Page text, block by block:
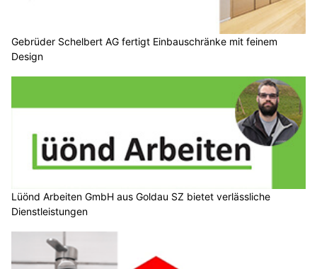
Gebrüder Schelbert AG fertigt Einbauschränke mit feinem
Design
Lüönd Arbeiten GmbH aus Goldau SZ bietet verlässliche
Dienstleistungen